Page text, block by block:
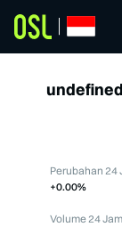
Perubahan 24
+0.00%
Volume 24